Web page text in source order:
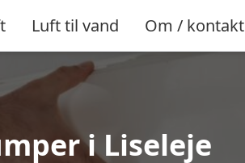
Luft til vand Om / kontakt
i Liseleje